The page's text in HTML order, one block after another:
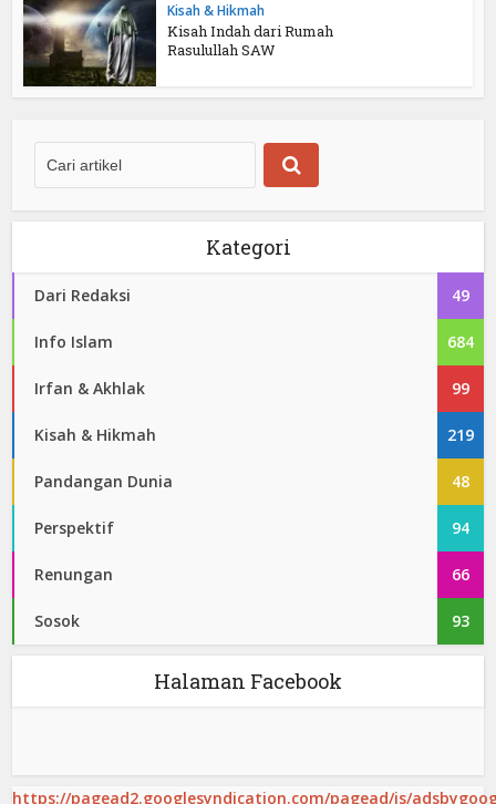
Kisah & Hikmah
Kisah Indah dari Rumah
Rasulullah SAW
Kategori
Dari Redaksi 49
Info Islam 684
Irfan & Akhlak 99
Kisah & Hikmah 219
Pandangan Dunia 48
Perspektif 94
Renungan 66
Sosok 93
Halaman Facebook
https://pagead2.googlesyndication.com/pagead/js/